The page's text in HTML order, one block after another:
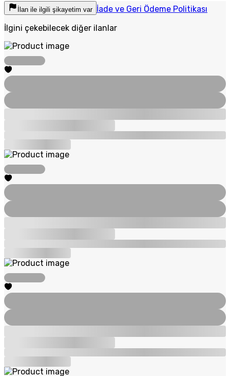
İlan ile ilgili şikayetim var İade ve Geri Ödeme Politikası
İlgini çekebilecek diğer ilanlar